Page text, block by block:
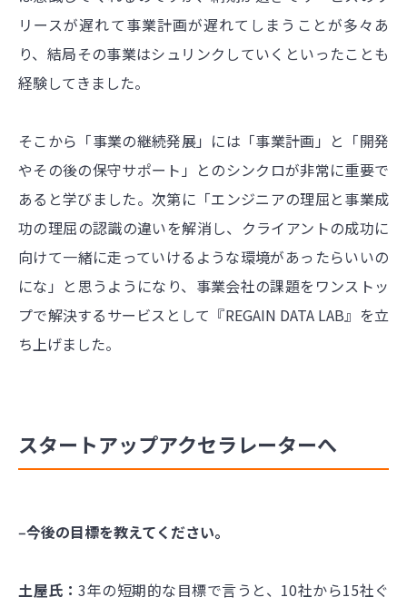
リースが遅れて事業計画が遅れてしまうことが多々あ
り、結局その事業はシュリンクしていくといったことも
経験してきました。
そこから「事業の継続発展」には「事業計画」と「開発
やその後の保守サポート」とのシンクロが非常に重要で
あると学びました。次第に「エンジニアの理屈と事業成
功の理屈の認識の違いを解消し、クライアントの成功に
向けて一緒に走っていけるような環境があったらいいの
にな」と思うようになり、事業会社の課題をワンストッ
プで解決するサービスとして『REGAIN DATA LAB』を立
ち上げました。
スタートアップアクセラレーターへ
‒今後の目標を教えてください。
土屋氏： 3年の短期的な目標で言うと、10社から15社ぐ